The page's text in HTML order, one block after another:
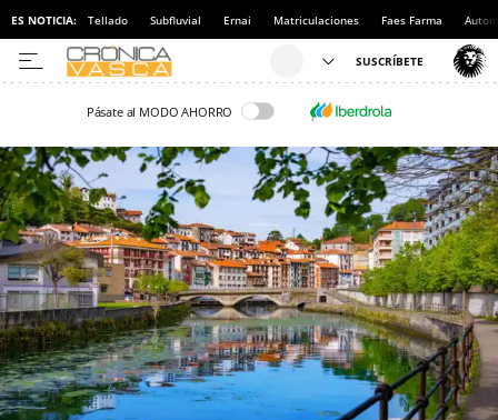
ES NOTICIA: Tellado Subfluvial Ernai Matriculaciones Faes Farma
Pásate al MODO AHORRO